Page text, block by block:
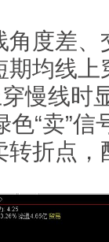
度差
均线
慢线时
“卖”
折点